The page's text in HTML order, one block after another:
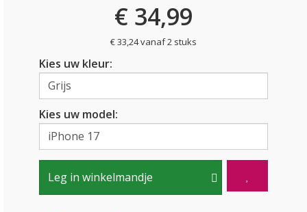
€ 34,99
€ 33,24 vanaf 2 stuks
Kies uw kleur:
Kies uw model:
Leg in winkelmandje